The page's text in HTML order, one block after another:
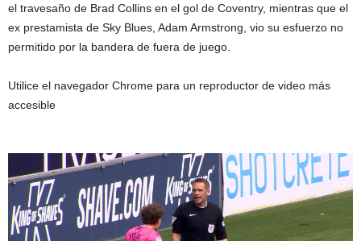
el travesaño de Brad Collins en el gol de Coventry, mientras que el
ex prestamista de Sky Blues, Adam Armstrong, vio su esfuerzo no
permitido por la bandera de fuera de juego.
Utilice el navegador Chrome para un reproductor de video más
accesible